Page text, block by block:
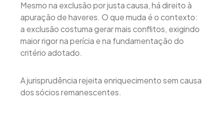
Mesmo na exclusão por justa causa, há direito à
apuração de haveres. O que muda é o contexto:
a exclusão costuma gerar mais conflitos, exigindo
maior rigor na perícia e na fundamentação do
critério adotado.
A jurisprudência rejeita enriquecimento sem causa
dos sócios remanescentes.